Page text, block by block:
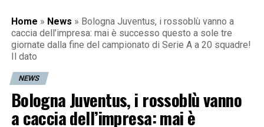
Home » News » Bologna Juventus, i rossoblù vanno a
caccia dell’impresa: mai è successo questo a sole tre
giornate dalla fine del campionato di Serie A a 20 squadre!
Il dato
NEWS
Bologna Juventus, i rossoblù vanno
a caccia dell’impresa: mai è